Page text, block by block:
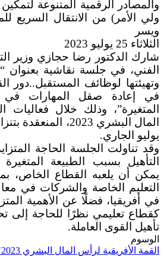
والمصادر الرقمية المتنوعة
ولي الأمر) من الانتقال السريع
ويسر
الثلاثاء 25 يوليو 2023
شارك الدكتور رضا حجازي وزير
الفني، في جلسة نقاشية بعنوان
وتهيئتها لوظائف المستقبل..دور
في إعادة صقل المهارات في
المتغيرة”، وذلك خلال فعاليات
يوليو الجاري.
وقد تناولت الجلسة الحاجة
التأهيل بسبب الطبيعة
يمكن أن يلعبه القطاع
التعليم الخاصة والشركات في
في أفريقيا، فضلًا عن الأهمية
كقطاع تعليمي نظرًا للحاجة إلى
تأهيل القوى العاملة.
الوسوم
القمة الأفريقية لرأس المال البشري 2023" بتنزانيا